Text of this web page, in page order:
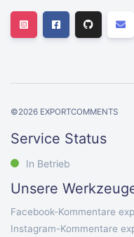
©2026 EXPORTCOMMENTS
Service Status
In Betrieb
Unsere
Facebook-Kommentare
Instagram-Kommentare